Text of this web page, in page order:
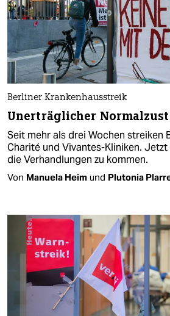
Berliner Krankenhausstreik
Unerträglicher
Seit mehr als drei Wochen streiken
Charité und Vivantes-Kliniken.
die Verhandlungen zu kommen.
Von Manuela Heim und Plutonia